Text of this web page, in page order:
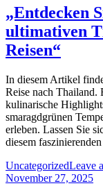
„Entdecken
ultimativen
Reisen“
In diesem Artikel
Reise nach Thailand.
kulinarische
smaragdgrünen
erleben. Lassen Sie
diesem
UncategorizedLeave
November 27, 2025